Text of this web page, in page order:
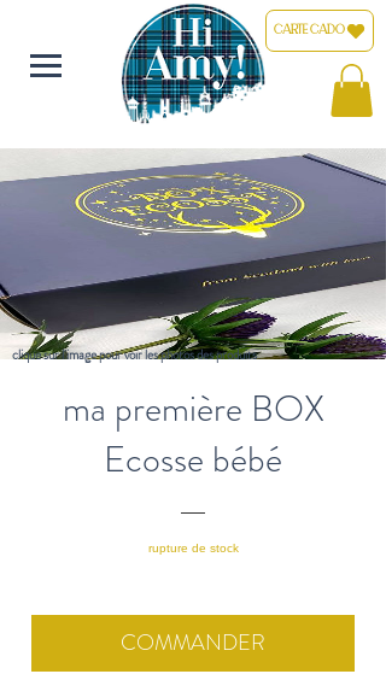
CARTE CADO
ma première BOX
Ecosse bébé
rupture de stock
COMMANDER
clique sur l'image pour voir les photos des produits